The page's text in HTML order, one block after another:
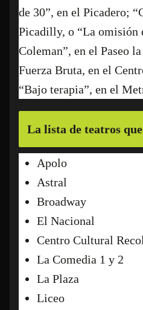
de 30”, en el Picadero;
Picadilly, o “La omisión
Coleman”, en el Paseo
Fuerza Bruta, en el
“Bajo terapia”, en el
La lista de teatros
Apolo
Astral
Broadway
El Nacional
Centro Cultural
La Comedia 1 y 2
La Plaza
Liceo